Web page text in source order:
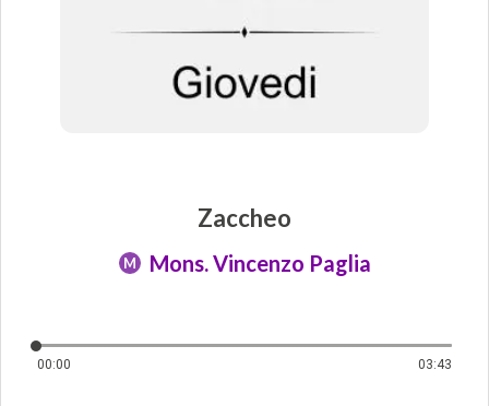
Zaccheo
M Mons. Vincenzo Paglia
00:00 03:43